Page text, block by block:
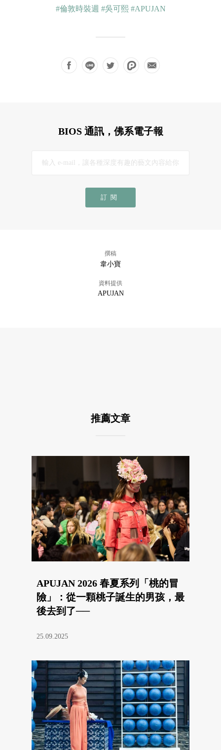
#倫敦時裝週 #吳可熙 #APUJAN
BIOS 通訊，佛系電子報
訂閱
撰稿
韋小寶
資料提供
APUJAN
推薦文章
APUJAN 2026 春夏系列「桃的冒
險」：從一顆桃子誕生的男孩，最
後去到了──
25.09.2025